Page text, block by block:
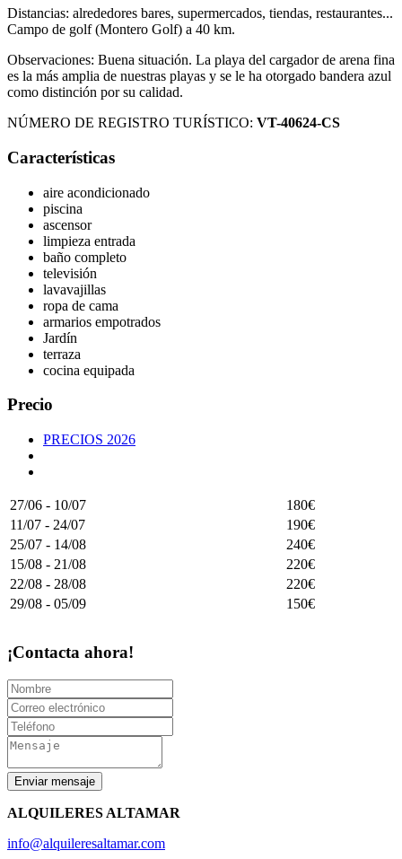
Distancias: alrededores bares, supermercados, tiendas, restaurantes...
Campo de golf (Montero Golf) a 40 km.
Observaciones: Buena situación. La playa del cargador de arena fina
es la más amplia de nuestras playas y se le ha otorgado bandera azul
como distinción por su calidad.
NÚMERO DE REGISTRO TURÍSTICO: VT-40624-CS
Características
aire acondicionado
piscina
ascensor
limpieza entrada
baño completo
televisión
lavavajillas
ropa de cama
armarios empotrados
Jardín
terraza
cocina equipada
Precio
PRECIOS 2026
27/06 - 10/07
180€
11/07 - 24/07
190€
25/07 - 14/08
240€
15/08 - 21/08
220€
22/08 - 28/08
220€
29/08 - 05/09
150€
¡Contacta ahora!
ALQUILERES ALTAMAR
info@alquileresaltamar.com